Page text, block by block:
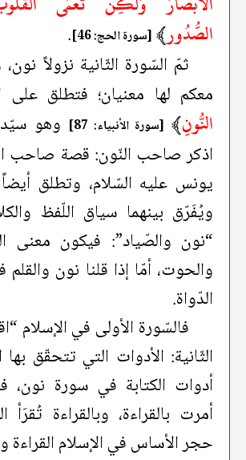
الصُّدُور﴾ [سورة الحج: 46]
.
ثمّ السّورة الثّانية نزولاً
معكم لها معنيان؛ فتطلق على
النُّونِ﴾ [سورة الأنبياء: 87]
وهو
اذكر صاحب النّون: قصة صاحب
يونس عليه السّلام، وتطلق
ويُفَرّق بينهما سياق اللّفظ
“نون والصّياد”: فيكون معنى
والحوت، أمّا إذا قلنا نون
الدّواة.
فالسّورة الأولى في الإسلام
الثّانية: الأدوات التي تتحقّق
أدوات الكتابة في سورة نون،
أمرت بالقراءة، وبالقراءة تُقرَأ
حجر الأساس في الإسلام القراءة